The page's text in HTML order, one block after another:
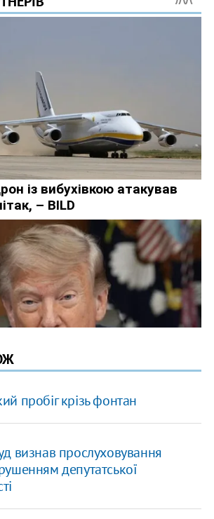
пробіг крізь фонтан
визнав прослуховування
депутатської